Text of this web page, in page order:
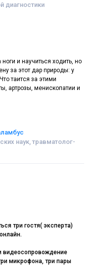
диагностики
ноги и научиться ходить, но
за этот дар природы: у
таится за этими
артрозы, менископатии и
наук, травматолог-
три гостя( эксперта)
видеосопровождение
микрофона, три пары